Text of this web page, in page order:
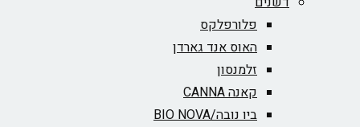
פלורפלקס
האוס אנד גארדן
זלמנסון
קאנה CANNA
ביו נובה/BIO NOVA‏